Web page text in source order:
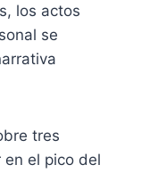
los actos
se
tres
en el pico del